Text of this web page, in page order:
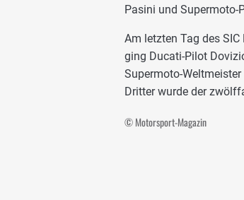
Pasini und Supermoto-
Am letzten Tag des
ging Ducati-Pilot
Supermoto-
Dritter wurde der
© Motorsport-Magazin